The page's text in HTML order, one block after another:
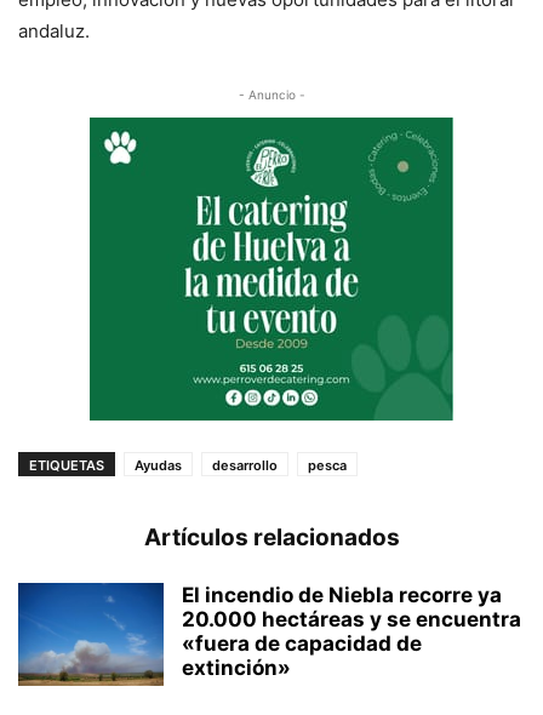
andaluz.
- Anuncio -
ETIQUETAS Ayudas desarrollo pesca
Artículos relacionados
El incendio de Niebla recorre ya
20.000 hectáreas y se encuentra
«fuera de capacidad de
extinción»